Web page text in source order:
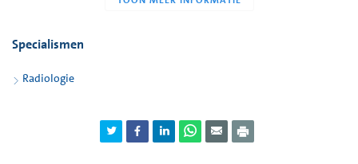
Specialismen
Radiologie